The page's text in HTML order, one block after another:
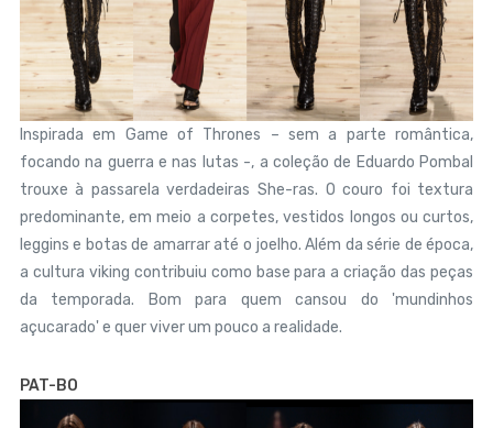
Inspirada em Game of Thrones – sem a parte romântica,
focando na guerra e nas lutas -, a coleção de Eduardo Pombal
trouxe à passarela verdadeiras She-ras. O couro foi textura
predominante, em meio a corpetes, vestidos longos ou curtos,
leggins e botas de amarrar até o joelho. Além da série de época,
a cultura viking contribuiu como base para a criação das peças
da temporada. Bom para quem cansou do 'mundinhos
açucarado' e quer viver um pouco a realidade.
PAT-BO